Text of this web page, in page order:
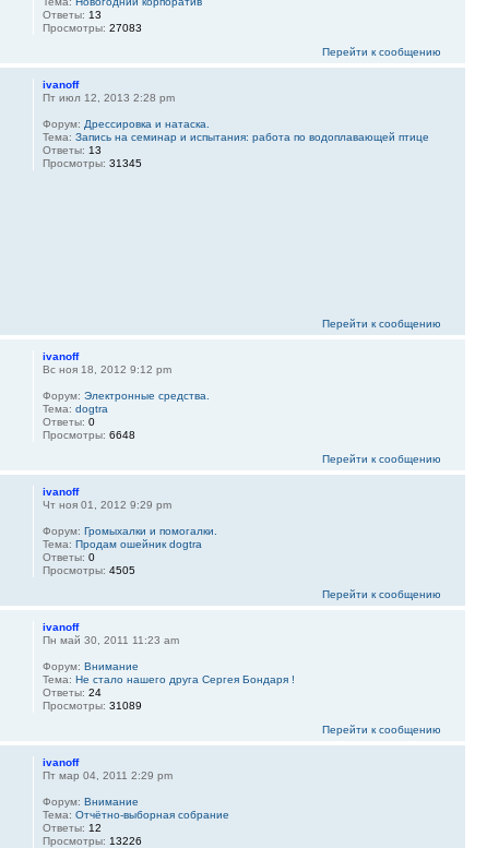
Ответы: 13
Просмотры: 27083
Перейти к сообщению
ivanoff
Пт июл 12, 2013 2:28 pm
Форум: Дрессировка и натаска.
Тема: Запись на семинар и испытания: работа по водоплавающей птице
Ответы: 13
Просмотры: 31345
Перейти к сообщению
ivanoff
Вс ноя 18, 2012 9:12 pm
Форум: Электронные средства.
Тема: dogtra
Ответы: 0
Просмотры: 6648
Перейти к сообщению
ivanoff
Чт ноя 01, 2012 9:29 pm
Форум: Громыхалки и помогалки.
Тема: Продам ошейник dogtra
Ответы: 0
Просмотры: 4505
Перейти к сообщению
ivanoff
Пн май 30, 2011 11:23 am
Форум: Внимание
Тема: Не стало нашего друга Сергея Бондаря !
Ответы: 24
Просмотры: 31089
Перейти к сообщению
ivanoff
Пт мар 04, 2011 2:29 pm
Форум: Внимание
Тема: Отчётно-выборная собрание
Ответы: 12
Просмотры: 13226